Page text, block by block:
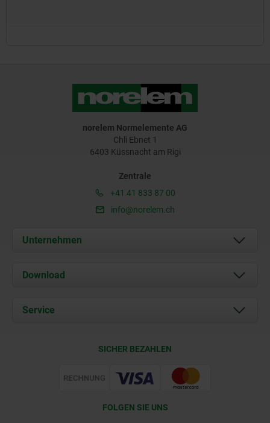
norelem Normelemente AG
Chli Ebnet 1
6403 Küssnacht am Rigi
Zentrale
+41 41 833 87 00
info@norelem.ch
Unternehmen
Über uns
Kontakt
Download
Dokumente
Service
SICHER BEZAHLEN
FOLGEN SIE UNS